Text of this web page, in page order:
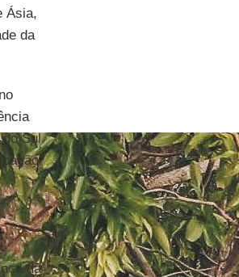
Ásia,
da
Sul
da